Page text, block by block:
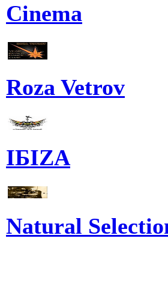
Cinema
Roza Vetrov
IБIZA
Natural